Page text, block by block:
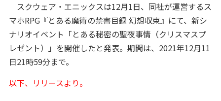
スクウェア・エニックスは12月1日、同社が運営するス
マホRPG『とある魔術の禁書目録 幻想収束』にて、新シ
ナリオイベント「とある秘密の聖夜事情（クリスマスプ
レゼント）」を開催したと発表。期間は、2021年12月11
日21時59分まで。
以下、リリースより。